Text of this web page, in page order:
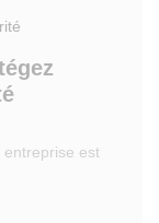
entreprise est